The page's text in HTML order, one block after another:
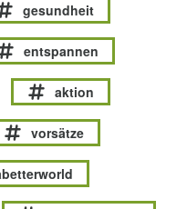
gesundheit
entspannen
aktion
vorsätze